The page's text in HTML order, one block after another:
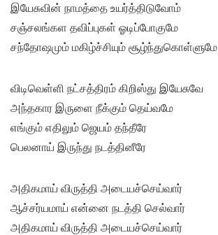
இயேசுவின் நாமத்தை உயர்த்திடுவோம்
சஞ்சலங்கள தவிப்புகள் ஓடிப்போகுமே
சந்தோஷமும் மகிழ்ச்சியும் சூழ்ந்துகொள்ளுமே
விடிவெள்ளி நட்சத்திரம் கிறிஸ்து இயேசுவே
அந்தகார இருளை நீக்கும் தெய்வமே
எங்கும் எதிலும் ஜெயம் தந்தீரே
பெலனாய் இருந்து நடத்தினீரே
அதிகமாய் விருத்தி அடையச்செய்வார்
ஆச்சர்யமாய் என்னை நடத்தி செல்வார்
அதிகமாய் விருத்தி அடையச்செய்வார்